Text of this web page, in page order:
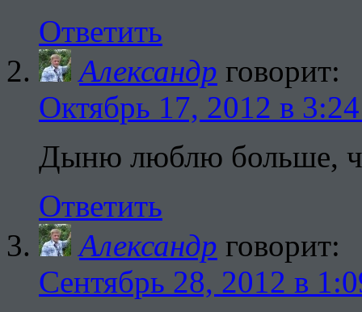
Ответить
Александр говорит:
Октябрь 17, 2012 в
Дыню люблю больше,
Ответить
Александр говорит:
Сентябрь 28, 2012 в